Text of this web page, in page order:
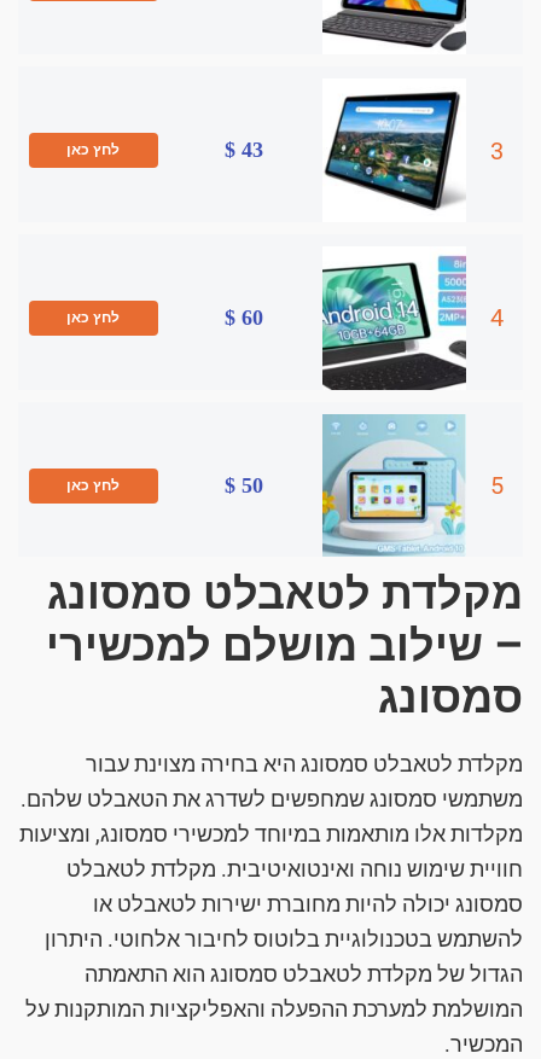
3
43 $ לחץ כאן
4
60 $ לחץ כאן
5
50 $ לחץ כאן
מקלדת לטאבלט סמסונג
– שילוב מושלם למכשירי
סמסונג
מקלדת לטאבלט סמסונג היא בחירה מצוינת עבור
משתמשי סמסונג שמחפשים לשדרג את הטאבלט שלהם.
מקלדות אלו מותאמות במיוחד למכשירי סמסונג, ומציעות
חוויית שימוש נוחה ואינטואיטיבית. מקלדת לטאבלט
סמסונג יכולה להיות מחוברת ישירות לטאבלט או
להשתמש בטכנולוגיית בלוטוס לחיבור אלחוטי. היתרון
הגדול של מקלדת לטאבלט סמסונג הוא התאמתה
המושלמת למערכת ההפעלה והאפליקציות המותקנות על
המכשיר.